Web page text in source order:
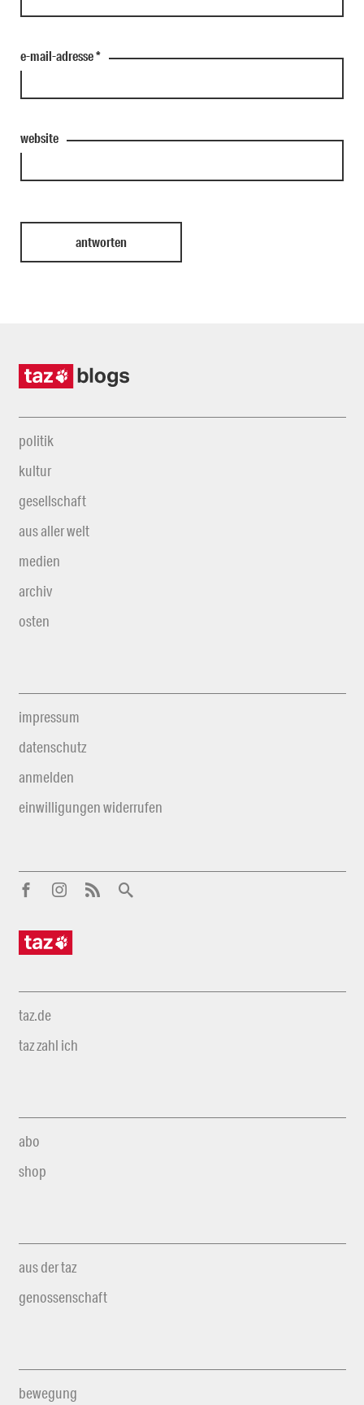
e-mail-adresse*
website
politik
kultur
gesellschaft
aus aller welt
medien
archiv
osten
impressum
datenschutz
anmelden
einwilligungen widerrufen
taz.de
taz zahl ich
abo
shop
aus der taz
genossenschaft
bewegung